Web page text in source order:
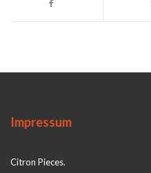
Impressum
Citron Pieces.